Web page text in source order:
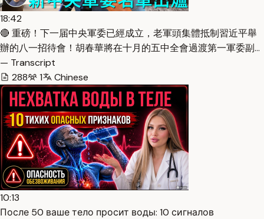
18:42
🔴 重磅！下一届中央軍委已經成立，老軍頭集體抵制習近平舉
辦的八一招待會！胡春華將在十月的五中全會過渡第一軍委副…
— Transcript
288
1 Chinese
10:13
После 50 ваше тело просит воды: 10 сигналов